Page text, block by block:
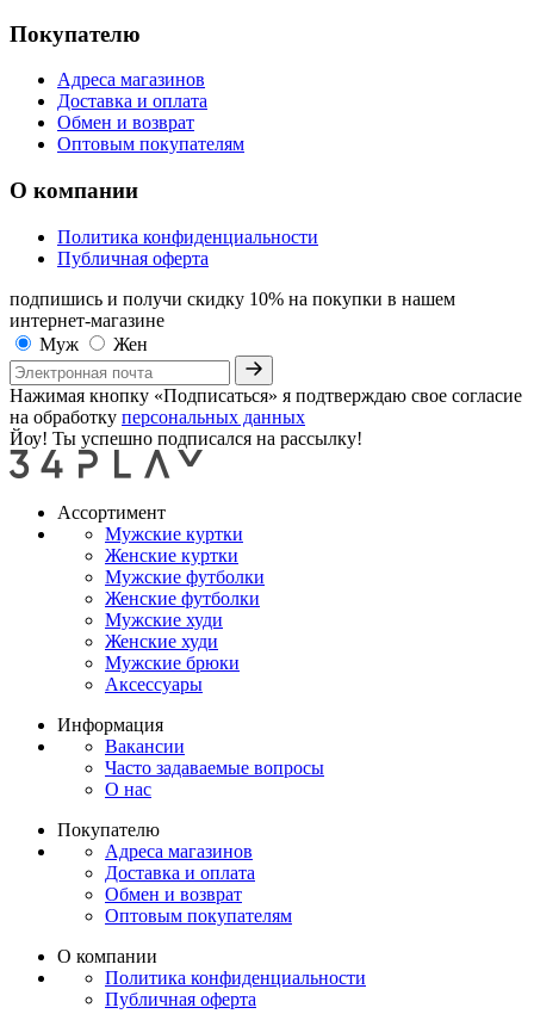
Покупателю
Адреса магазинов
Доставка и оплата
Обмен и возврат
Оптовым покупателям
О компании
Политика конфиденциальности
Публичная оферта
подпишись и получи скидку 10% на покупки в нашем
интернет-магазине
Муж
Жен
Нажимая кнопку «Подписаться» я подтверждаю свое согласие
на обработку персональных данных
Йоу! Ты успешно подписался на рассылку!
Ассортимент
Мужские куртки
Женские куртки
Мужские футболки
Женские футболки
Мужские худи
Женские худи
Мужские брюки
Аксессуары
Информация
Вакансии
Часто задаваемые вопросы
О нас
Покупателю
Адреса магазинов
Доставка и оплата
Обмен и возврат
Оптовым покупателям
О компании
Политика конфиденциальности
Публичная оферта